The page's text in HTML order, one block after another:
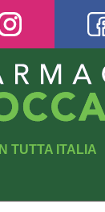
IN TUTTA ITALIA